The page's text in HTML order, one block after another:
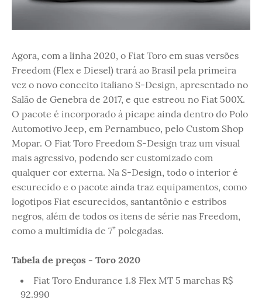
Agora, com a linha 2020, o Fiat Toro em suas versões
Freedom (Flex e Diesel) trará ao Brasil pela primeira
vez o novo conceito italiano S-Design, apresentado no
Salão de Genebra de 2017, e que estreou no Fiat 500X.
O pacote é incorporado à picape ainda dentro do Polo
Automotivo Jeep, em Pernambuco, pelo Custom Shop
Mopar. O Fiat Toro Freedom S-Design traz um visual
mais agressivo, podendo ser customizado com
qualquer cor externa. Na S-Design, todo o interior é
escurecido e o pacote ainda traz equipamentos, como
logotipos Fiat escurecidos, santantônio e estribos
negros, além de todos os itens de série nas Freedom,
como a multimídia de 7” polegadas.
Tabela de preços - Toro 2020
Fiat Toro Endurance 1.8 Flex MT 5 marchas R$
92.990